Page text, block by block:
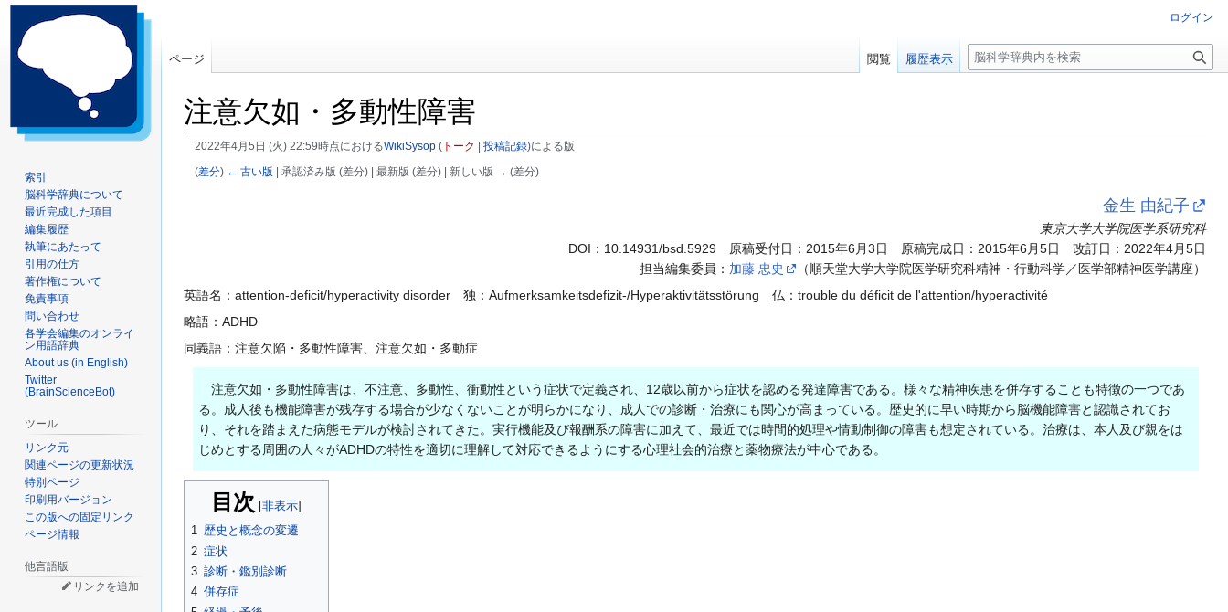
注意欠如・多動性障害
2022年4月5日 (火) 22:59時点におけるWikiSysop (トーク | 投稿記録)による版
(差分) ← 古い版 | 承認済み版 (差分) | 最新版 (差分) | 新しい版 → (差分)
ョ
ン
に
金生 由紀子
東京大学大学院医学系研究科
DOI： 10.14931/bsd.5929 原稿受付日：2015年6月3日 原稿完成日：2015年6月5日 改訂日：2022年4月5日
担当編集委員： 加藤 忠史
（順天堂大学大学院医学研究科精神・行動科学／医学部精神医学講座）
英語名：attention-deficit/hyperactivity disorder 独：Aufmerksamkeitsdefizit-/Hyperaktivitätsstörung 仏：trouble du déficit de l'attention/hyperactivité
略語：ADHD
同義語：注意欠陥・多動性障害、注意欠如・多動症
注意欠如・多動性障害は、不注意、多動性、衝動性という症状で定義され、12歳以前から症状を認める発達障害である。様々な精神疾患を併存することも特徴の一つであ
る。成人後も機能障害が残存する場合が少なくないことが明らかになり、成人での診断・治療にも関心が高まっている。歴史的に早い時期から脳機能障害と認識されてお
り、それを踏まえた病態モデルが検討されてきた。実行機能及び報酬系の障害に加えて、最近では時間的処理や情動制御の障害も想定されている。治療は、本人及び親をは
じめとする周囲の人々がADHDの特性を適切に理解して対応できるようにする心理社会的治療と薬物療法が中心である。
目次
1 歴史と概念の変遷
2 症状
3 診断・鑑別診断
4 併存症
ログイン
ページ 閲覧 履歴表示
検
索
索引
脳科学辞典について
最近完成した項目
編集履歴
執筆にあたって
引用の仕方
著作権について
免責事項
問い合わせ
各学会編集のオンライ
ン用語辞典
About us (in English)
Twitter
(BrainScienceBot)
ツール
リンク元
関連ページの更新状況
特別ページ
印刷用バージョン
この版への固定リンク
ページ情報
他言語版
リンクを追加